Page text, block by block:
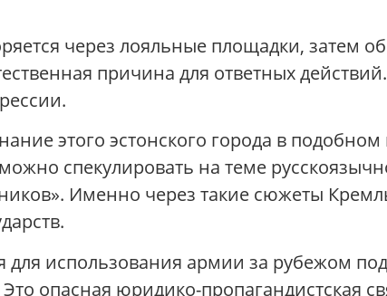
через лояльные площадки, затем
причина для ответных действий.
этого эстонского города в подобном
спекулировать на теме
Именно через такие сюжеты
использования армии за рубежом
опасная юридико-пропагандистская